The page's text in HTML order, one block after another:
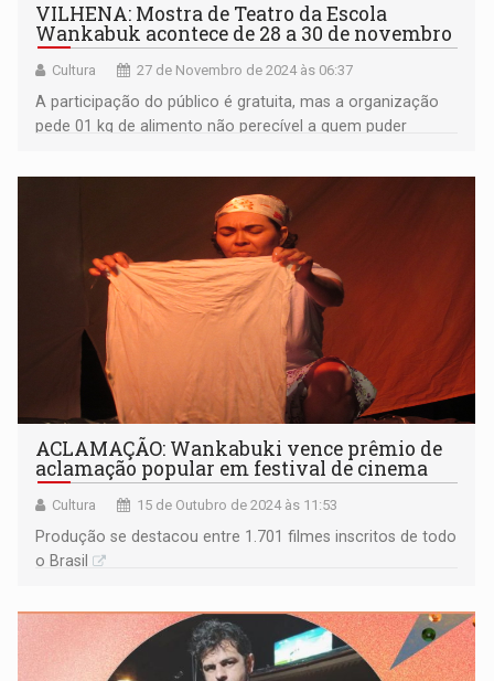
VILHENA: Mostra de Teatro da Escola
Wankabuk acontece de 28 a 30 de novembro
Cultura 27 de Novembro de 2024 às 06:37
A participação do público é gratuita, mas a organização
pede 01 kg de alimento não perecível a quem puder
ACLAMAÇÃO: Wankabuki vence prêmio de
aclamação popular em festival de cinema
Cultura 15 de Outubro de 2024 às 11:53
Produção se destacou entre 1.701 filmes inscritos de todo
o Brasil